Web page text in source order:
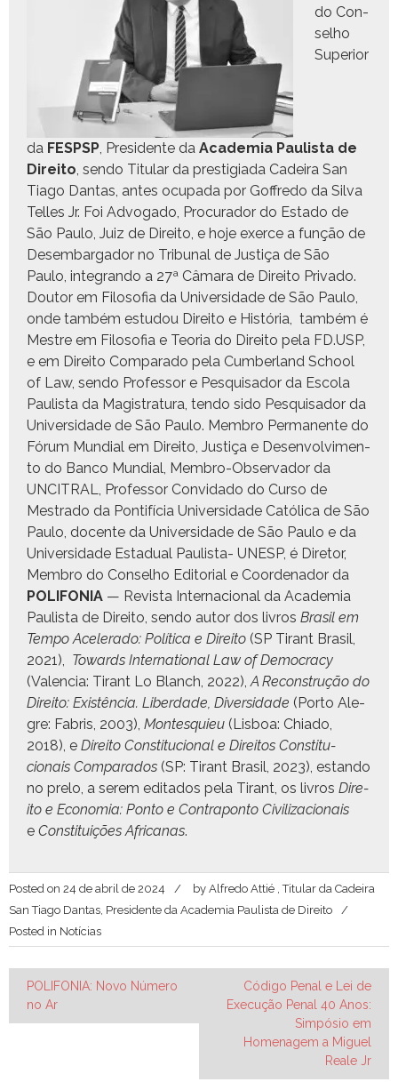
do Con­
sel­ho
Supe­ri­or
da FESPSP , Pres­i­dente da Acad­e­mia Paulista de
Dire­ito , sendo Tit­u­lar da pres­ti­gia­da Cadeira San
Tia­go Dan­tas, antes ocu­pa­da por Gof­fre­do da Sil­va
Telles Jr. Foi Advo­ga­do, Procu­rador do Esta­do de
São Paulo, Juiz de Dire­ito, e hoje exerce a função de
Desem­bar­gador no Tri­bunal de Justiça de São
Paulo, inte­gran­do a 27ª Câmara de Dire­ito Pri­va­do.
Doutor em Filosofia da Uni­ver­si­dade de São Paulo,
onde tam­bém estu­dou Dire­ito e História, tam­bém é
Mestre em Filosofia e Teo­ria do Dire­ito pela FD.USP,
e em Dire­ito Com­para­do pela Cum­ber­land School
of Law, sendo Pro­fes­sor e Pesquisador da Esco­la
Paulista da Mag­i­s­tratu­ra, ten­do sido Pesquisador da
Uni­ver­si­dade de São Paulo. Mem­bro Per­ma­nente do
Fórum Mundi­al em Dire­ito, Justiça e Desen­volvi­men­
to do Ban­co Mundi­al, Mem­bro-Obser­vador da
UNCITRAL, Pro­fes­sor Con­vi­da­do do Cur­so de
Mestra­do da Pon­tif­í­cia Uni­ver­si­dade Católi­ca de São
Paulo, docente da Uni­ver­si­dade de São Paulo e da
Uni­ver­si­dade Estad­ual Paulista- UNESP, é Dire­tor,
Mem­bro do Con­sel­ho Edi­to­r­i­al e Coor­de­nador da
POLIFONIA — Revista Inter­na­cional da Acad­e­mia
Paulista de Dire­ito, sendo autor dos livros Brasil em
Tem­po Acel­er­a­do: Políti­ca e Dire­ito (SP Tirant Brasil,
2021), Towards Inter­na­tion­al Law of Democ­ra­cy
(Valen­cia: Tirant Lo Blanch, 2022), A Recon­strução do
Dire­ito: Existên­cia. Liber­dade, Diver­si­dade (Por­to Ale­
gre: Fab­ris, 2003), Mon­tesquieu (Lis­boa: Chi­a­do,
2018), e Dire­ito Con­sti­tu­cional e Dire­itos Con­sti­tu­
cionais Com­para­dos (SP: Tirant Brasil, 2023), estando
no pre­lo, a serem edi­ta­dos pela Tirant, os livros Dire­
ito e Econo­mia: Pon­to e Con­trapon­to Civ­i­liza­cionais
e Con­sti­tu­ições Africanas.
Posted on 24 de abril de 2024 by Alfredo Attié , Titular da Cadeira
San Tiago Dantas, Presidente da Academia Paulista de Direito
Posted in Notícias
Navegação
de
POLIFONIA: Novo Número
no Ar
Código Penal e Lei de
Execução Penal 40 Anos:
Simpósio em
Homenagem a Miguel
Reale Jr